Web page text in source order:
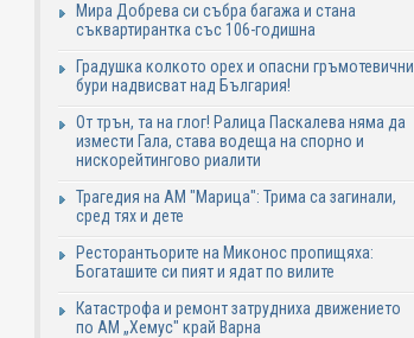
Мира Добрева си събра багажа и стана
съквартирантка със 106-годишна
Градушка колкото орех и опасни гръмотевични
бури надвисват над България!
От трън, та на глог! Ралица Паскалева няма да
измести Гала, става водеща на спорно и
нискорейтингово риалити
Трагедия на АМ "Марица": Трима са загинали,
сред тях и дете
Ресторантьорите на Миконос пропищяха:
Богаташите си пият и ядат по вилите
Катастрофа и ремонт затрудниха движението
по АМ „Хемус" край Варна